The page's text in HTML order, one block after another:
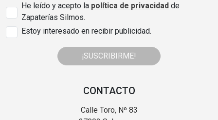
He leído y acepto la política de privacidad de
Zapaterías Silmos.
Estoy interesado en recibir publicidad.
¡SUSCRIBIRME!
CONTACTO
Calle Toro, Nº 83